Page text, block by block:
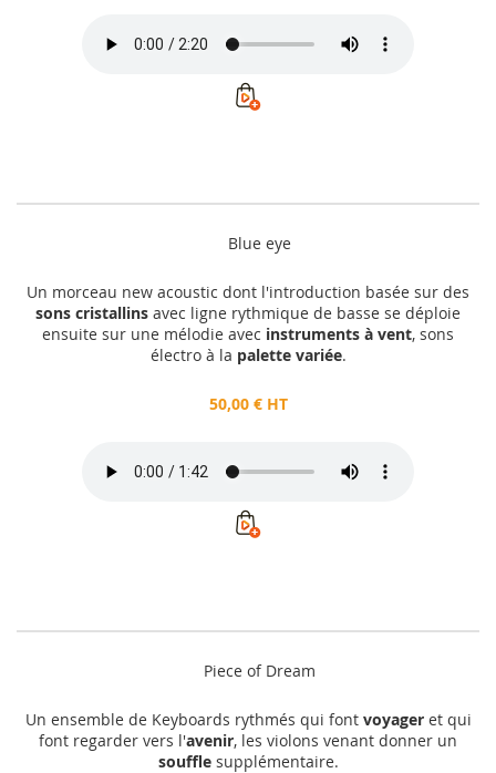
Blue eye
Un morceau new acoustic dont l'introduction basée sur des
sons cristallins avec ligne rythmique de basse se déploie
ensuite sur une mélodie avec instruments à vent, sons
électro à la palette variée.
50,00 € HT
Piece of Dream
Un ensemble de Keyboards rythmés qui font voyageret qui
font regarder vers l'avenir, les violons venant donner un
soufflesupplémentaire.